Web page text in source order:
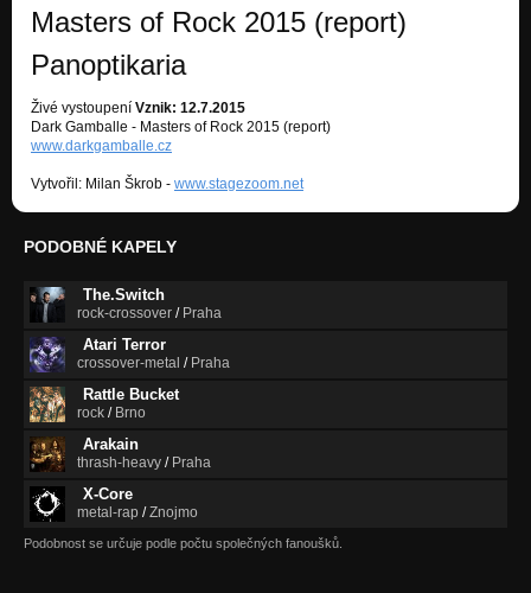
Masters of Rock 2015 (report)
Panoptikaria
Živé vystoupení Vznik: 12.7.2015
Dark Gamballe - Masters of Rock 2015 (report)
www.darkgamballe.cz
Vytvořil: Milan Škrob - www.stagezoom.net
PODOBNÉ KAPELY
The.Switch
rock-crossover / Praha
Atari Terror
crossover-metal / Praha
Rattle Bucket
rock / Brno
Arakain
thrash-heavy / Praha
X-Core
metal-rap /Znojmo
Podobnost se určuje podle počtu společných fanoušků.